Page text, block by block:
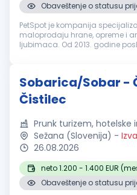
Obaveštenje o statusu
PetSpot je kompanija
maloprodaju hrane, opreme i
ljubimaca. Od 2013. godine
Sobarica/Sobar -
Čistilec
Prunk turizem, hotelske
Sežana (Slovenija) -
26.08.2026
neto 1.200 - 1.400 EUR
Obaveštenje o statusu